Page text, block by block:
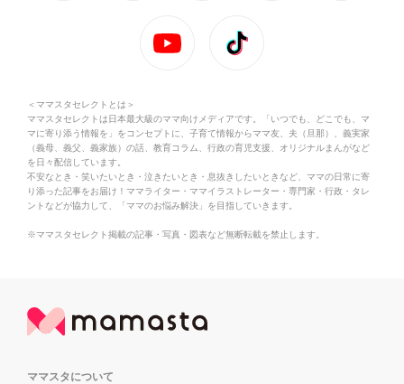
＜ママスタセレクトとは＞
ママスタセレクトは日本最大級のママ向けメディアです。「いつでも、どこでも、マ
マに寄り添う情報を」をコンセプトに、子育て情報からママ友、夫（旦那）、義実家
（義母、義父、義家族）の話、教育コラム、行政の育児支援、オリジナルまんがなど
を日々配信しています。
不安なとき・笑いたいとき・泣きたいとき・息抜きしたいときなど、ママの日常に寄
り添った記事をお届け！ママライター・ママイラストレーター・専門家・行政・タレ
ントなどが協力して、「ママのお悩み解決」を目指していきます。
※ママスタセレクト掲載の記事・写真・図表など無断転載を禁止します。
ママスタについて